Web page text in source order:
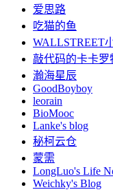
爱思路
吃猫的鱼
WALLSTREET
敲代码的卡卡罗
瀚海星辰
GoodBoyboy
leorain
BioMooc
Lanke's blog
秘柯云仓
蒙需
LongLuo's Life
Weichky's Blog